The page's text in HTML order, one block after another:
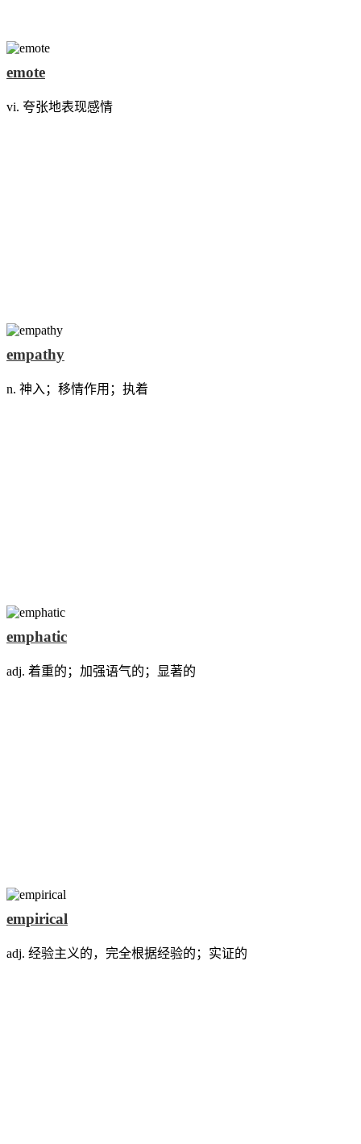
emote
vi. 夸张地表现感情
empathy
n. 神入；移情作用；执着
emphatic
adj. 着重的；加强语气的；显著的
empirical
adj. 经验主义的，完全根据经验的；实证的